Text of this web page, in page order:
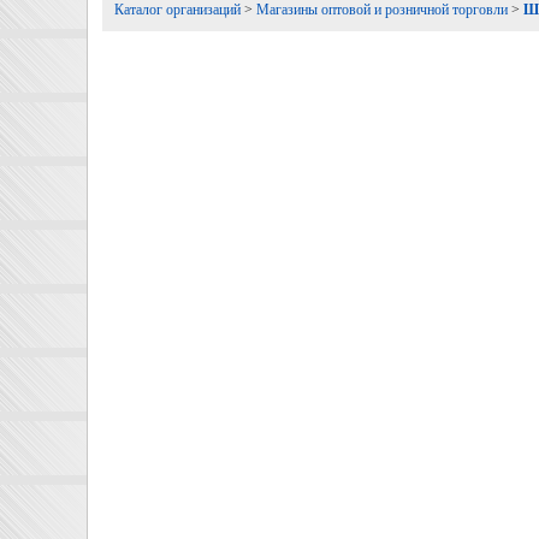
Каталог организаций > Магазины оптовой и розничной торговли >